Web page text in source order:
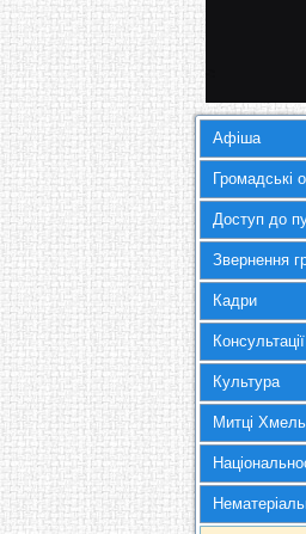
Афіша
Громадські
Доступ до
Звернення
Кадри
Культура
Митці